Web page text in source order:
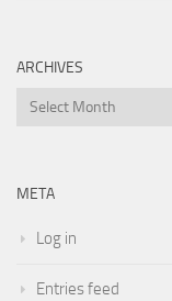
ARCHIVES
Archives
META
Log in
Entries feed